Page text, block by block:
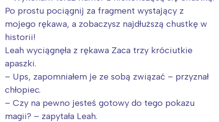
Po prostu pociągnij za fragment wystający z
mojego rękawa, a zobaczysz najdłuższą chustkę w
historii!
Leah wyciągnęła z rękawa Zaca trzy króciutkie
apaszki.
– Ups, zapomniałem je ze sobą związać – przyznał
chłopiec.
– Czy na pewno jesteś gotowy do tego pokazu
magii? – zapytała Leah.